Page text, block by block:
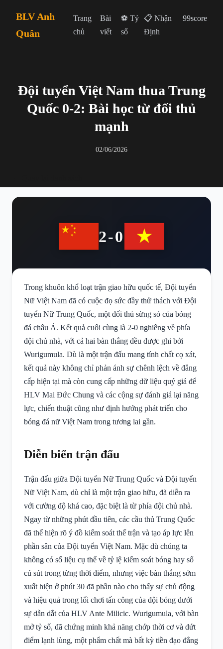
BLV Anh
Quân
Trang
chủ
Bài
viết
⚽ Tỷ
số
📋 Nhận
Định
99score
Đội tuyển Việt Nam thua Trung
Quốc 0-2: Bài học từ đối thủ
mạnh
02/06/2026
2-0
Trong khuôn khổ loạt trận giao hữu quốc tế, Đội tuyển
Nữ Việt Nam đã có cuộc đọ sức đầy thử thách với Đội
tuyển Nữ Trung Quốc, một đối thủ sừng sỏ của bóng
đá châu Á. Kết quả cuối cùng là 2-0 nghiêng về phía
đội chủ nhà, với cả hai bàn thắng đều được ghi bởi
Wurigumula. Dù là một trận đấu mang tính chất cọ xát,
kết quả này không chỉ phản ánh sự chênh lệch về đẳng
cấp hiện tại mà còn cung cấp những dữ liệu quý giá để
HLV Mai Đức Chung và các cộng sự đánh giá lại năng
lực, chiến thuật cũng như định hướng phát triển cho
bóng đá nữ Việt Nam trong tương lai gần.
Diễn biến trận đấu
Trận đấu giữa Đội tuyển Nữ Trung Quốc và Đội tuyển
Nữ Việt Nam, dù chỉ là một trận giao hữu, đã diễn ra
với cường độ khá cao, đặc biệt là từ phía đội chủ nhà.
Ngay từ những phút đầu tiên, các cầu thủ Trung Quốc
đã thể hiện rõ ý đồ kiểm soát thế trận và tạo áp lực lên
phần sân của Đội tuyển Việt Nam. Mặc dù chúng ta
không có số liệu cụ thể về tỷ lệ kiểm soát bóng hay số
cú sút trong từng thời điểm, nhưng việc bàn thắng sớm
xuất hiện ở phút 30 đã phần nào cho thấy sự chủ động
và hiệu quả trong lối chơi tấn công của đội bóng dưới
sự dẫn dắt của HLV Ante Milicic. Wurigumula, với bàn
mở tỷ số, đã chứng minh khả năng chớp thời cơ và dứt
điểm lạnh lùng, một phẩm chất mà bất kỳ tiền đạo đẳng